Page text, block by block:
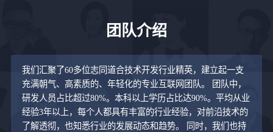
团队介绍
我们汇聚了60多位志同道合技术开发行业精英，建立起一支
充满朝气、高素质的、年轻化的专业互联网团队。 团队中，
研发人员占比超过80%。本科以上学历占比达90%。平均从业
经验3年以上，每个人都具有丰富的行业经验，对前沿技术的
了解透彻，也知悉行业的发展动态和趋势。 同时，我们也持